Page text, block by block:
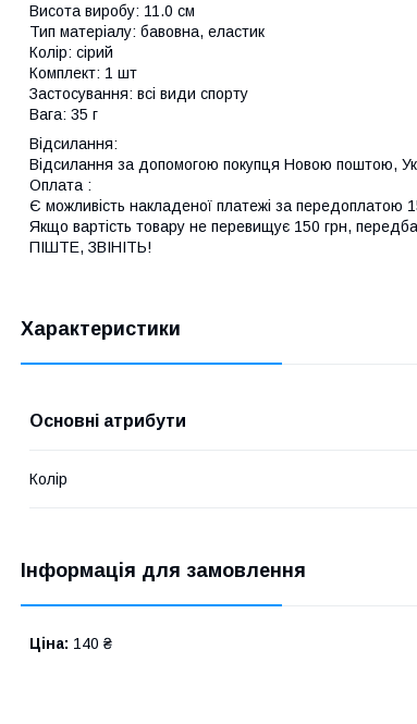
Висота виробу: 11.0 см
Тип матеріалу: бавовна, еластик
Колір: сірий
Комплект: 1 шт
Застосування: всі види спорту
Вага: 35 г
Відсилання:
Відсилання за допомогою покупця Новою поштою,
Оплата :
Є можливість накладеної платежі за передоплатою
Якщо вартість товару не перевищує 150 грн,
ПІШТЕ, ЗВІНІТЬ!
Характеристики
Основні атрибути
Колір
Інформація для замовлення
Ціна: 140 ₴